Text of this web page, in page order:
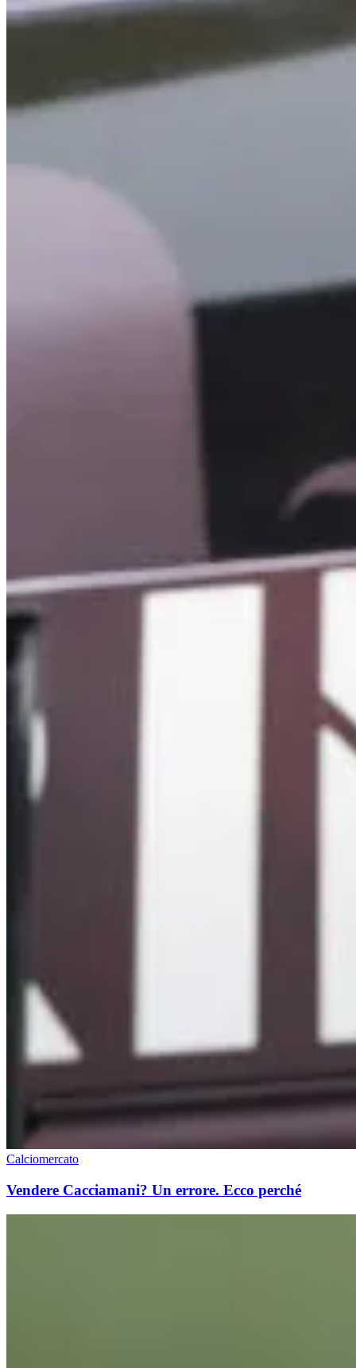
Calciomercato
Vendere Cacciamani? Un errore. Ecco perché